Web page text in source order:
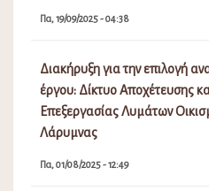
Πα, 19/09/2025 - 04:38
Διακήρυξη για την επιλογή
έργου: Δίκτυο Αποχέτευσης
Επεξεργασίας Λυμάτων
Λάρυμνας
Πα, 01/08/2025 - 12:49